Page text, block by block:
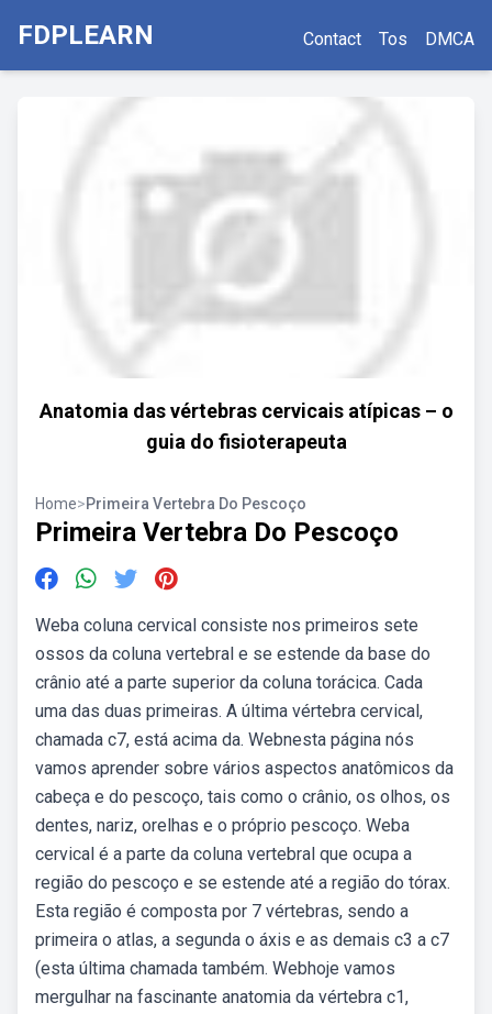
FDPLEARN Contact Tos DMCA
Anatomia das vértebras cervicais atípicas – o
guia do fisioterapeuta
Home>Primeira Vertebra Do Pescoço
Primeira Vertebra Do Pescoço
Weba coluna cervical consiste nos primeiros sete
ossos da coluna vertebral e se estende da base do
crânio até a parte superior da coluna torácica. Cada
uma das duas primeiras. A última vértebra cervical,
chamada c7, está acima da. Webnesta página nós
vamos aprender sobre vários aspectos anatômicos da
cabeça e do pescoço, tais como o crânio, os olhos, os
dentes, nariz, orelhas e o próprio pescoço. Weba
cervical é a parte da coluna vertebral que ocupa a
região do pescoço e se estende até a região do tórax.
Esta região é composta por 7 vértebras, sendo a
primeira o atlas, a segunda o áxis e as demais c3 a c7
(esta última chamada também. Webhoje vamos
mergulhar na fascinante anatomia da vértebra c1,